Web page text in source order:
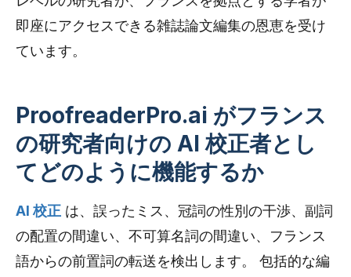
即座にアクセスできる雑誌論文編集の恩恵を受け
ています。
ProofreaderPro.ai がフランス
の研究者向けの AI 校正者とし
てどのように機能するか
AI 校正 は、誤ったミス、冠詞の性別の干渉、副詞
の配置の間違い、不可算名詞の間違い、フランス
語からの前置詞の転送を検出します。 包括的な編